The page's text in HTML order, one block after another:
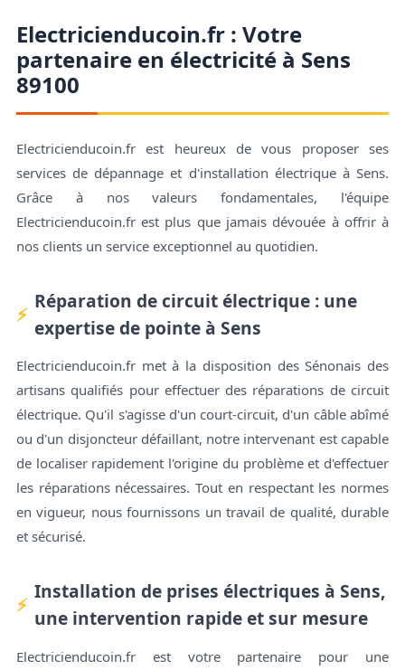
Electricienducoin.fr : Votre
partenaire en électricité à Sens
89100
Electricienducoin.fr est heureux de vous proposer ses
services de dépannage et d'installation électrique à Sens.
Grâce à nos valeurs fondamentales, l'équipe
Electricienducoin.fr est plus que jamais dévouée à offrir à
nos clients un service exceptionnel au quotidien.
Réparation de circuit électrique : une
expertise de pointe à Sens
Electricienducoin.fr met à la disposition des Sénonais des
artisans qualifiés pour effectuer des réparations de circuit
électrique. Qu'il s'agisse d'un court-circuit, d'un câble abîmé
ou d'un disjoncteur défaillant, notre intervenant est capable
de localiser rapidement l'origine du problème et d'effectuer
les réparations nécessaires. Tout en respectant les normes
en vigueur, nous fournissons un travail de qualité, durable
et sécurisé.
Installation de prises électriques à Sens,
une intervention rapide et sur mesure
Electricienducoin.fr est votre partenaire pour une